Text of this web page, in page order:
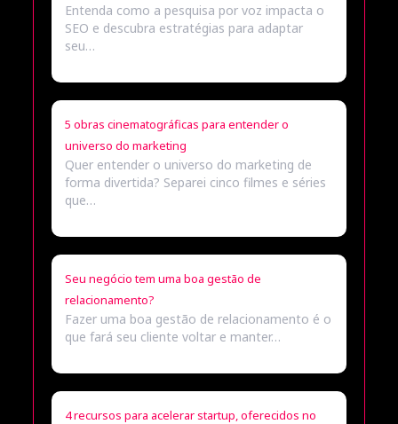
Entenda como a pesquisa por voz impacta o
SEO e descubra estratégias para adaptar
seu…
5 obras cinematográficas para entender o
universo do marketing
Quer entender o universo do marketing de
forma divertida? Separei cinco filmes e séries
que…
Seu negócio tem uma boa gestão de
relacionamento?
Fazer uma boa gestão de relacionamento é o
que fará seu cliente voltar e manter…
4 recursos para acelerar startup, oferecidos no